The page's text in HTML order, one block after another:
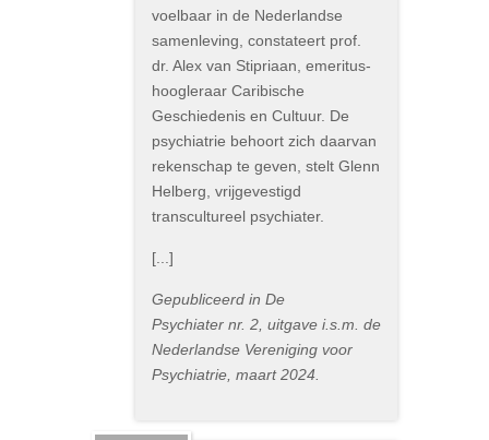
voelbaar in de Nederlandse
samenleving, constateert prof.
dr. Alex van Stipriaan, emeritus-
hoogleraar Caribische
Geschiedenis en Cultuur. De
psychiatrie behoort zich daarvan
rekenschap te geven, stelt Glenn
Helberg, vrijgevestigd
transcultureel psychiater.
[...]
Gepubliceerd in De
Psychiater nr. 2, uitgave i.s.m. de
Nederlandse Vereniging voor
Psychiatrie, maart 2024.